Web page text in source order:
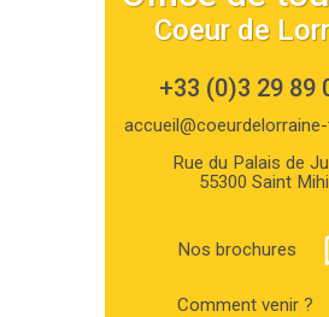
Coeur de
+33 (0)3 29 89
Rue du Palais de
55300 Saint
Nos brochures
Comment venir ?